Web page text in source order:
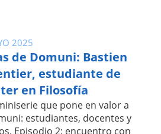
2025
de Domuni: Bastien
estudiante de
en Filosofía
que pone en valor a
estudiantes, docentes y
Episodio 2: encuentro con